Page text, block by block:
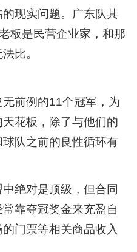
的现实问题。广东队其
板是民营企业家，和那
比。
前例的11个冠军，为
花板，除了与他们的
队之前的良性循环有
绝对是顶级，但合同
靠夺冠奖金来充盈自
门票等相关商品收入